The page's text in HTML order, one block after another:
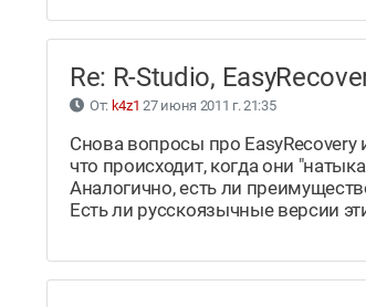
Re: R-Studio,
От: k4z1 27 июня 2011 г. 21:35
Снова вопросы про EasyRecovery
что происходит, когда они
Аналогично, есть ли
Есть ли русскоязычные версии